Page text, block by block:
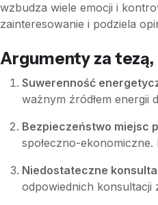
wzbudza wiele emocji i
zainteresowanie i podziela
Argumenty za tezą,
Suwerenność
ważnym źródłem energii
Bezpieczeństwo miejsc
społeczno-
Niedostateczne
odpowiednich konsultacji